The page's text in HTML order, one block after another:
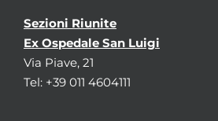
Sezioni Riunite
Ex Ospedale San Luigi
Via Piave, 21
Tel: +39 011 4604111